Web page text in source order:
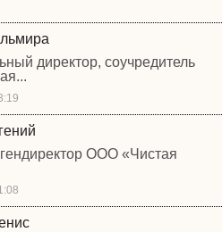
директор, соучредитель
ООО «Чистая